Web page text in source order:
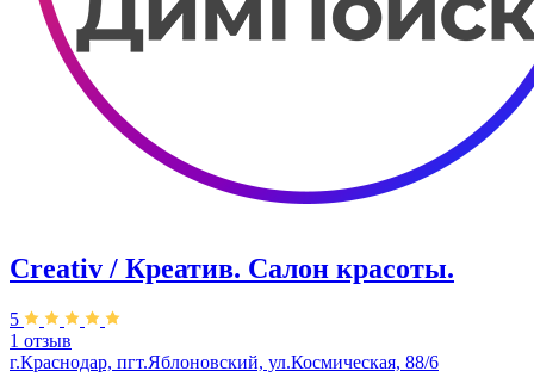
Creativ / Креатив. Салон красоты.
5
1 отзыв
г.Краснодар, пгт.Яблоновский, ул.Космическая, 88/6